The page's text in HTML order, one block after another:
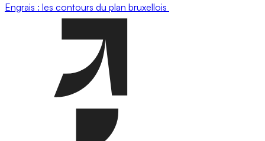
Engrais : les contours du plan bruxellois